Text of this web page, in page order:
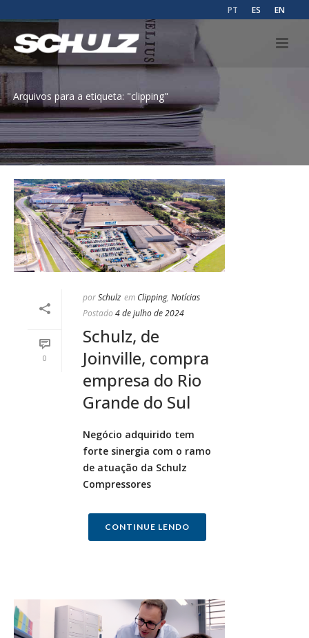
PT ES EN
Arquivos para a etiqueta: "clipping"
0
porSchulz em Clipping, Notícias
Postado 4 de julho de 2024
Schulz, de
Joinville, compra
empresa do Rio
Grande do Sul
Negócio adquirido tem
forte sinergia com o ramo
de atuação da Schulz
Compressores
CONTINUE LENDO